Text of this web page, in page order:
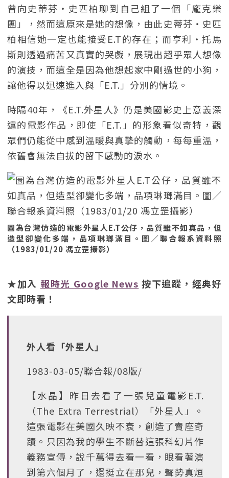
曾向史蒂芬・史匹柏聊到自己組了一個「龐克樂
團」，然而這原來是她的想像，由此史蒂芬・史匹
柏相信她一定也能接受E.T的存在；而亨利・托馬
斯則透過痛苦又真實的哭戲，展現出超乎眾人想像
的演技，而這全是因為他想起家中剛過世的小狗，
讓他得以迅速進入與「E.T.」分別的情境。
時隔40年，《E.T.外星人》仍是美國影史上意義深
遠的電影作品，即使「E.T.」的形象看似奇特，觀
眾們仍能從中感到溫暖與真摯的觸動，每每重溫，
依舊會無法自拔的留下感動的淚水。
圖為台灣仿造的電影外星人E.T公仔，品質雖不如真品，但
造型卻變化多端，品項琳瑯滿目。圖／聯合報系資料照
（1983/01/20 馮立罡攝影）
★加入 報時光 Google News 按下追蹤，經典好
文即時看！
外人看「外星人」
1983-03-05/聯合報/08版/
【水晶】昨日去看了一張兒童電影E.T.
（The Extra Terrestrial）「外星人」。
這張電影在美國久映不衰，創造了賣座奇
蹟。只因為我的學生不斷替這張科幻片作
義務宣傳，說千萬得去看一看，眼看著演
到第六個月了，還挺立在那兒，聲勢真烜